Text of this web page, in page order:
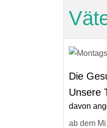
Die
Unsere
davon
ab dem